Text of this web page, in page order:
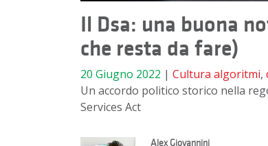
Il Dsa: una buona
che resta da fare)
20 Giugno 2022 | Cultura algoritmi,
Un accordo politico storico nella
Services Act
Alex Giovannini